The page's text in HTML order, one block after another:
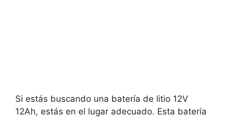
Si estás buscando una batería de litio 12V
12Ah, estás en el lugar adecuado. Esta batería